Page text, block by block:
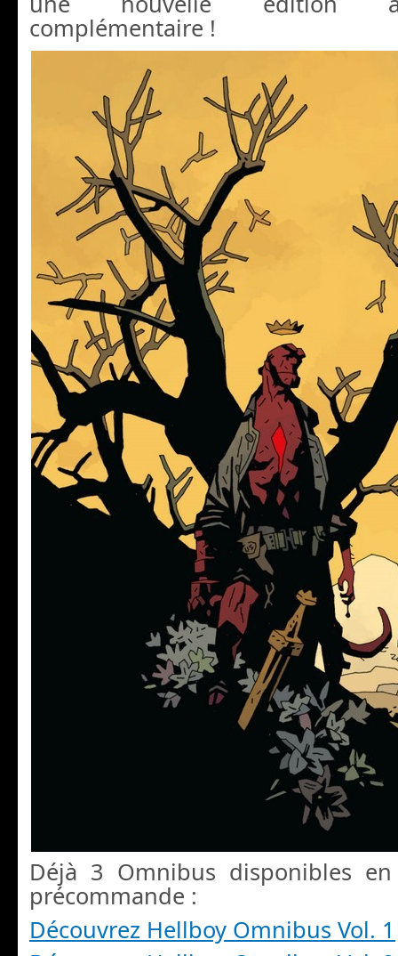
complémentaire !
Déjà 3 Omnibus disponibles
précommande :
Découvrez Hellboy Omnibus Vol. 1